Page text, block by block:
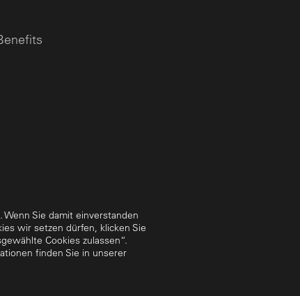
Sie damit einverstanden
wir setzen dürfen, klicken Sie
Cookies zulassen“.
finden Sie in unserer